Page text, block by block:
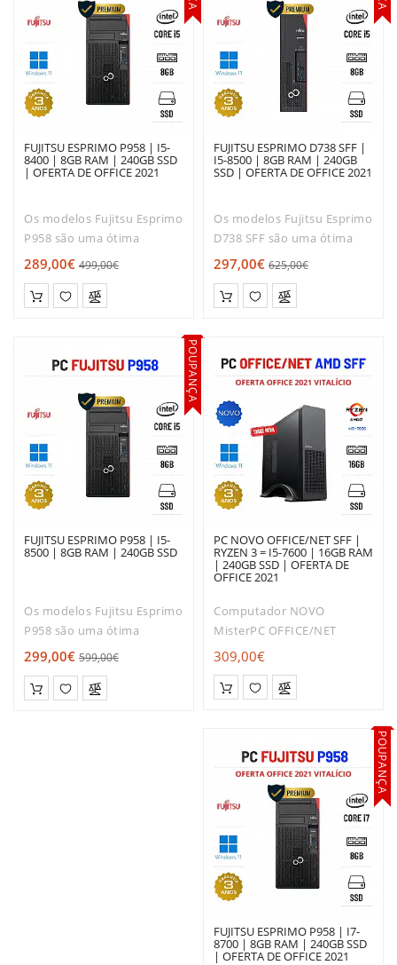
FUJITSU ESPRIMO P958 | I5-
8400 | 8GB RAM | 240GB SSD
| OFERTA DE OFFICE 2021
Os modelos Fujitsu Esprimo
P958 são uma ótima
escolha para quem trabalha
e Internet em casa ou no
utilização p..
289,00€ 499,00€
FUJITSU ESPRIMO D738 SFF |
I5-8500 | 8GB RAM | 240GB
SSD | OFERTA DE OFFICE 2021
Os modelos Fujitsu Esprimo
D738 SFF são uma ótima
escolha para quem trabalha
e Internet em casa ou no
utilizaç..
297,00€ 625,00€
POUPANÇA
FUJITSU ESPRIMO P958 | I5-
8500 | 8GB RAM | 240GB SSD
Os modelos Fujitsu Esprimo
P958 são uma ótima
escolha para quem trabalha
e Internet em casa ou no
299,00€ 599,00€
PC NOVO OFFICE/NET SFF |
RYZEN 3 = I5-7600 | 16GB RAM
| 240GB SSD | OFERTA DE
OFFICE 2021
Computador NOVO
MisterPC OFFICE/NET
SFFCaixa CoolBox T313
A520Processador AMD
BoostMemória DIMM 16GB
DDR4Disco 240GB SSDSis..
309,00€
POUPANÇA
FUJITSU ESPRIMO P958 | I7-
8700 | 8GB RAM | 240GB SSD
| OFERTA DE OFFICE 2021